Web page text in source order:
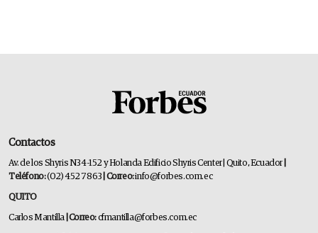
Contactos
Av. de los Shyris N34-152 y Holanda Edificio Shyris Center | Quito, Ecuador
Teléfono:(02) 452 7863 | Correo:info@forbes.com.ec
QUITO
Carlos Mantilla | Correo:cfmantilla@forbes.com.ec